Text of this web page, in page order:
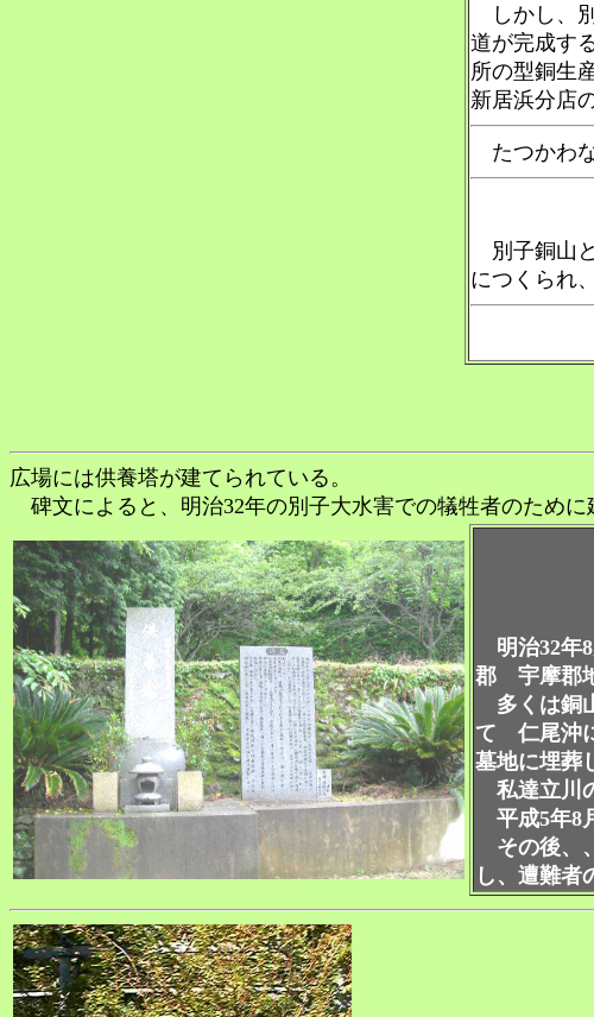
しかし、
道が完成す
所の型銅生
新居浜分店
たつかわ
別子銅山
につくられ
広場には供養塔が建てられている。
碑文によると、明治32年の別子大水害での犠牲者のために
明治32年8
郡 宇摩郡
多くは銅
て 仁尾沖
墓地に埋葬
私達立川
平成5年8
その後、
し、遭難者